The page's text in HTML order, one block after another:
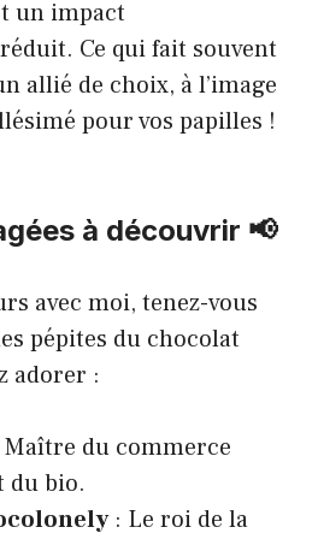
un impact
Ce qui fait souvent
allié de choix, à l’image
pour vos papilles !
à découvrir 📢
avec moi, tenez-vous
pépites du chocolat
adorer :
Maître du commerce
du bio.
: Le roi de la